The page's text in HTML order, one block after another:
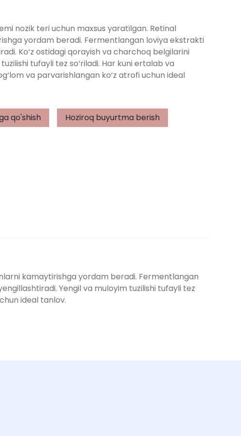
nozik teri uchun maxsus yaratilgan. Retinal
yordam beradi. Fermentlangan loviya ekstrakti
Ko‘z ostidagi qorayish va charchoq belgilarini
tufayli tez so‘riladi. Har kuni ertalab va
va parvarishlangan ko‘z atrofi uchun ideal
qo'shish Hoziroq buyurtma berish
kamaytirishga yordam beradi. Fermentlangan
Yengil va muloyim tuzilishi tufayli tez
ideal tanlov.